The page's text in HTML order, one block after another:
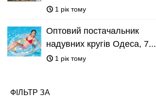
1 рік тому
Оптовий постачальник
надувних кругів Одеса, 7...
1 рік тому
ФІЛЬТР ЗА